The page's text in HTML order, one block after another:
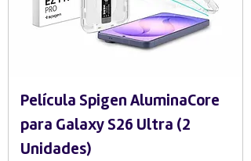
Película Spigen AluminaCore
para Galaxy S26 Ultra (2
Unidades)